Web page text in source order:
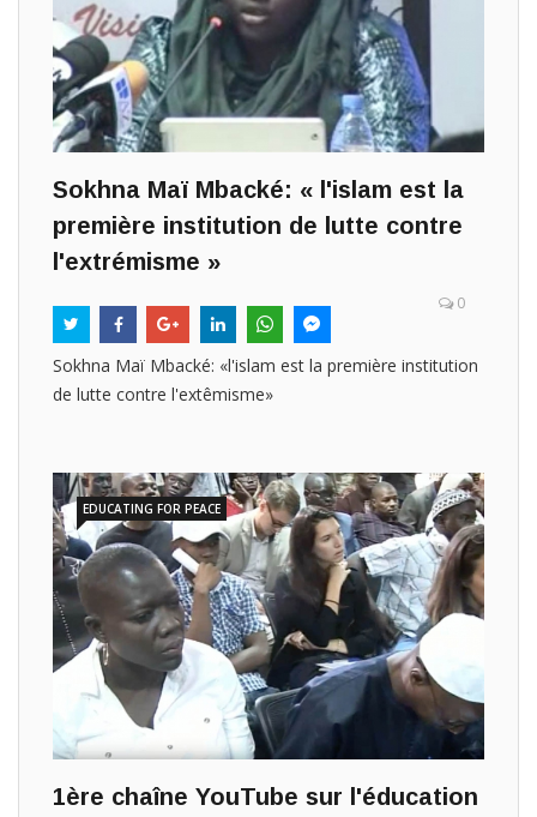
Sokhna Maï Mbacké: « l'islam est la
première institution de lutte contre
l'extrémisme »
0
Sokhna Maï Mbacké: «l'islam est la première institution
de lutte contre l'extêmisme»
EDUCATING FOR PEACE
1ère chaîne YouTube sur l'éducation